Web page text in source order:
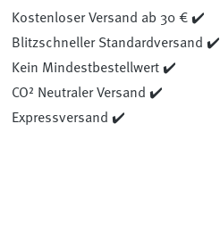
Kostenloser Versand ab 30 € ✔️
Blitzschneller Standardversand ✔️
Kein Mindestbestellwert ✔️
CO² Neutraler Versand ✔️
Expressversand ✔️